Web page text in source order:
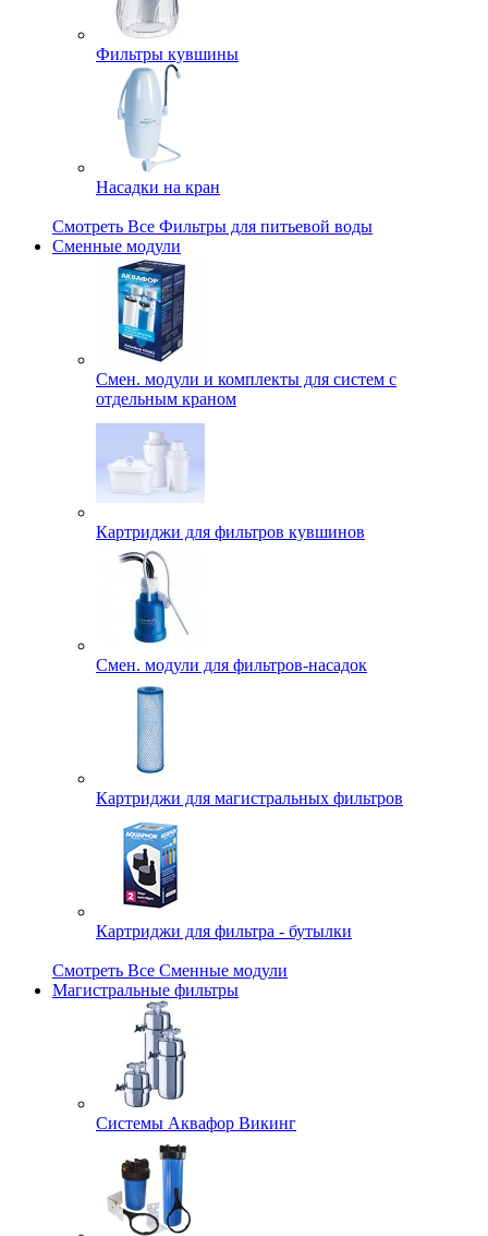
Фильтры кувшины
Насадки на кран
Смотреть Все Фильтры для питьевой воды
Сменные модули
Смен. модули и комплекты для систем с
отдельным краном
Картриджи для фильтров кувшинов
Смен. модули для фильтров-насадок
Картриджи для магистральных фильтров
Картриджи для фильтра - бутылки
Смотреть Все Сменные модули
Магистральные фильтры
Системы Аквафор Викинг